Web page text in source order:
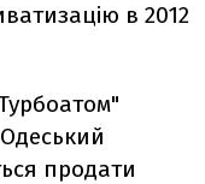
в 2012
продати